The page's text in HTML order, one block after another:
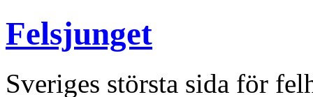
Felsjunget
Sveriges största sida för